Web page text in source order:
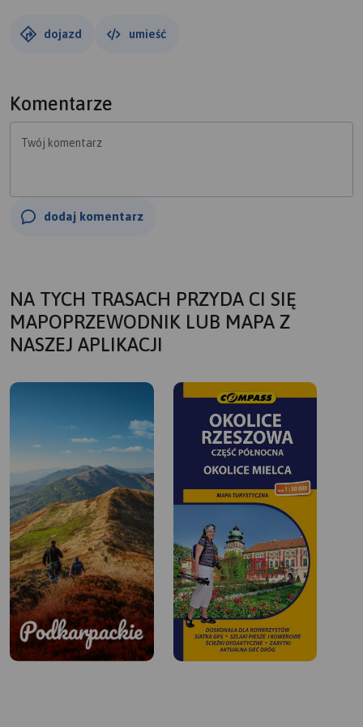
dojazd umieść
Komentarze
Twój komentarz
dodaj komentarz
NA TYCH TRASACH PRZYDA CI SIĘ
MAPOPRZEWODNIK LUB MAPA Z
NASZEJ APLIKACJI